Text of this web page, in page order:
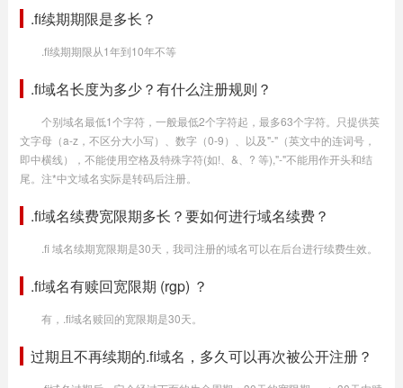
.fi续期期限是多长？
.fi续期期限从1年到10年不等
.fi域名长度为多少？有什么注册规则？
个别域名最低1个字符，一般最低2个字符起，最多63个字符。只提供英
文字母（a-z，不区分大小写）、数字（0-9）、以及"-"（英文中的连词号，
即中横线），不能使用空格及特殊字符(如!、&、? 等),"-"不能用作开头和结
尾。注*中文域名实际是转码后注册。
.fi域名续费宽限期多长？要如何进行域名续费？
.fi 域名续期宽限期是30天，我司注册的域名可以在后台进行续费生效。
.fi域名有赎回宽限期 (rgp) ？
有，.fi域名赎回的宽限期是30天。
过期且不再续期的.fi域名，多久可以再次被公开注册？